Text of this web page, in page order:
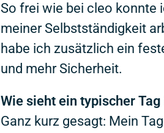
So frei wie bei cleo konnte
meiner Selbstständigkeit
habe ich zusätzlich ein
und mehr Sicherheit.
Wie sieht ein typischer Tag
Ganz kurz gesagt: Mein